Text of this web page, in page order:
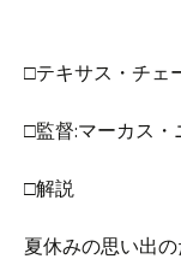
□テキサス・チェ
□監督:マーカス・
□解説
夏休みの思い出